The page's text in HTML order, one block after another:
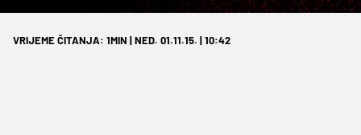
VRIJEME ČITANJA: 1MIN | NED. 01.11.15. | 10:42